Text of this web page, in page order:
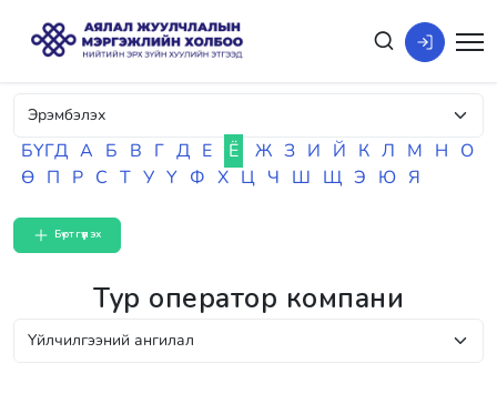
БҮГД А Б В Г Д Е Ё Ж З И Й К Л М Н О
Ө П Р С Т У Ү Ф Х Ц Ч Ш Щ Э Ю Я
Бүртгүүлэх
Тур оператор компани